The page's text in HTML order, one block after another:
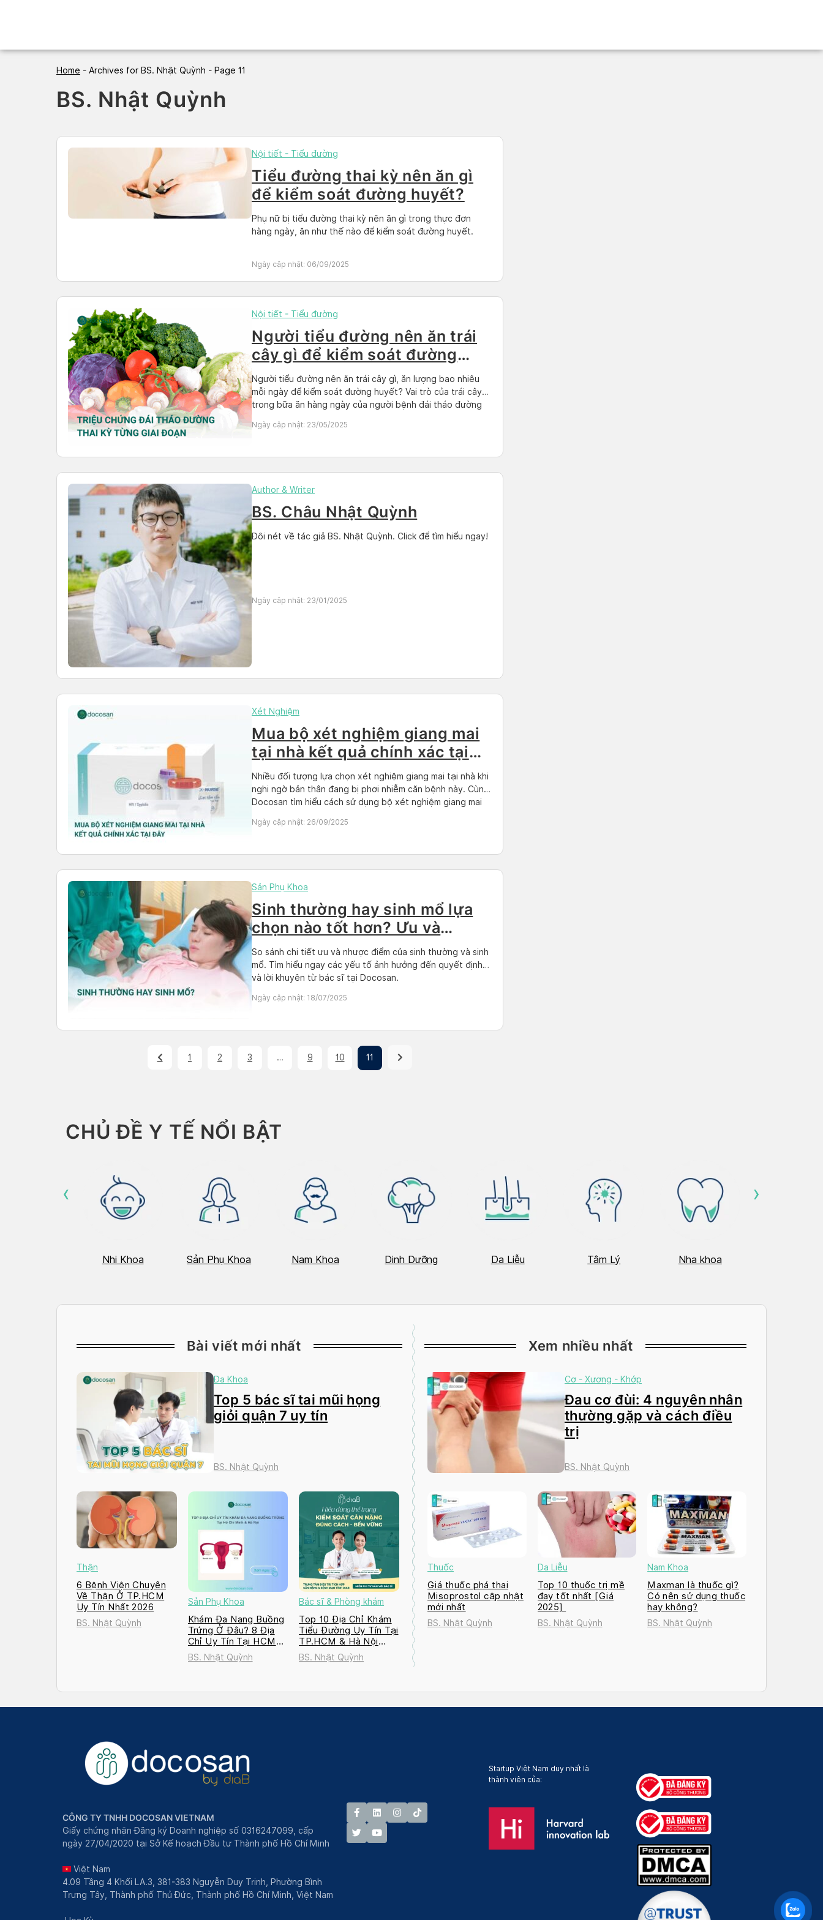
Home - Archives for BS. Nhật Quỳnh - Page 11
BS. Nhật Quỳnh
Nội tiết - Tiểu đường
Tiểu đường thai kỳ nên ăn gì
để kiểm soát đường huyết?
Phụ nữ bị tiểu đường thai kỳ nên ăn gì trong thực đơn
hàng ngày, ăn như thế nào để kiểm soát đường huyết.
Ngày cập nhật: 06/09/2025
Nội tiết - Tiểu đường
Người tiểu đường nên ăn trái
cây gì để kiểm soát đường
máu?
Người tiểu đường nên ăn trái cây gì, ăn lượng bao nhiêu
mỗi ngày để kiểm soát đường huyết? Vai trò của trái cây
trong bữa ăn hàng ngày của người bệnh đái tháo đường
chung có giá trị dinh dưỡng […]
Ngày cập nhật: 23/05/2025
Author & Writer
BS. Châu Nhật Quỳnh
Đôi nét về tác giả BS. Nhật Quỳnh. Click để tìm hiểu ngay!
Ngày cập nhật: 23/01/2025
Xét Nghiệm
Mua bộ xét nghiệm giang mai
tại nhà kết quả chính xác tại
đây
Nhiều đối tượng lựa chọn xét nghiệm giang mai tại nhà khi
nghi ngờ bản thân đang bị phơi nhiễm căn bệnh này. Cùng
Docosan tìm hiểu cách sử dụng bộ xét nghiệm giang mai
Ngày cập nhật: 26/09/2025
Sản Phụ Khoa
Sinh thường hay sinh mổ lựa
chọn nào tốt hơn? Ưu và
nhược điểm
So sánh chi tiết ưu và nhược điểm của sinh thường và sinh
mổ. Tìm hiểu ngay các yếu tố ảnh hưởng đến quyết định
và lời khuyên từ bác sĩ tại Docosan.
Ngày cập nhật: 18/07/2025
1 2 3 … 9 10 11
CHỦ ĐỀ Y TẾ NỔI BẬT
Nhi Khoa Sản Phụ Khoa Nam Khoa Dinh Dưỡng Da Liễu Tâm Lý Nha khoa
‹ ›
Bài viết mới nhất
Đa Khoa
Top 5 bác sĩ tai mũi họng
giỏi quận 7 uy tín
BS. Nhật Quỳnh
Thận
6 Bệnh Viện Chuyên
Về Thận Ở TP.HCM
Uy Tín Nhất 2026
BS. Nhật Quỳnh
Sản Phụ Khoa
Khám Đa Nang Buồng
Trứng Ở Đâu? 8 Địa
Chỉ Uy Tín Tại HCM
và Hà Nội 2026
BS. Nhật Quỳnh
Bác sĩ & Phòng khám
Top 10 Địa Chỉ Khám
Tiểu Đường Uy Tín Tại
TP.HCM & Hà Nội
2026
BS. Nhật Quỳnh
Xem nhiều nhất
Cơ - Xương - Khớp
Đau cơ đùi: 4 nguyên nhân
thường gặp và cách điều
trị
BS. Nhật Quỳnh
Thuốc
Giá thuốc phá thai
Misoprostol cập nhật
mới nhất
BS. Nhật Quỳnh
Da Liễu
Top 10 thuốc trị mề
đay tốt nhất [Giá
2025]
BS. Nhật Quỳnh
Nam Khoa
Maxman là thuốc gì?
Có nên sử dụng thuốc
hay không?
BS. Nhật Quỳnh
CÔNG TY TNHH DOCOSAN VIETNAM
Giấy chứng nhận Đăng ký Doanh nghiệp số 0316247099, cấp
ngày 27/04/2020 tại Sở Kế hoạch Đầu tư Thành phố Hồ Chí Minh
Việt Nam
4.09 Tầng 4 Khối LA.3, 381-383 Nguyễn Duy Trinh, Phường Bình
Trưng Tây, Thành phố Thủ Đức, Thành phố Hồ Chí Minh, Việt Nam
Startup Việt Nam duy nhất là
thành viên của: